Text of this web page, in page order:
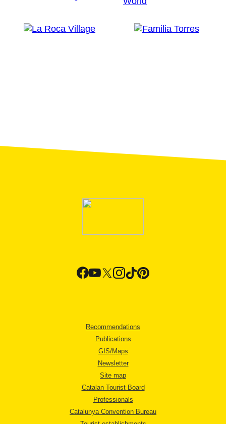
Recommendations
Publications
GIS/Maps
Newsletter
Site map
Catalan Tourist Board
Professionals
Catalunya Convention Bureau